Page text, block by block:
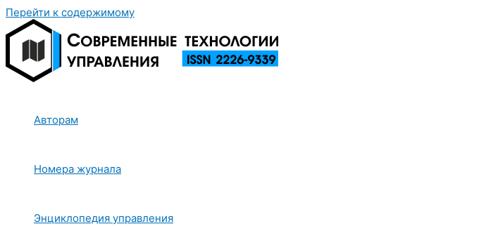
Перейти к содержимому
Авторам
Номера журнала
Энциклопедия управления